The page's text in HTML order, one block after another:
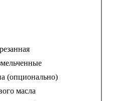
(опционально)
масла